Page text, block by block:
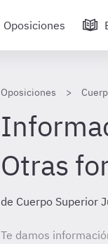
Oposiciones
Oposiciones
Otras
de Cuerpo Superior
Te damos